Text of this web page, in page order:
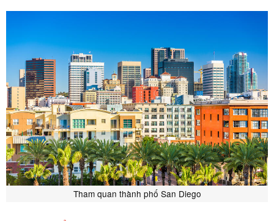
Tham quan thành phố San Diego